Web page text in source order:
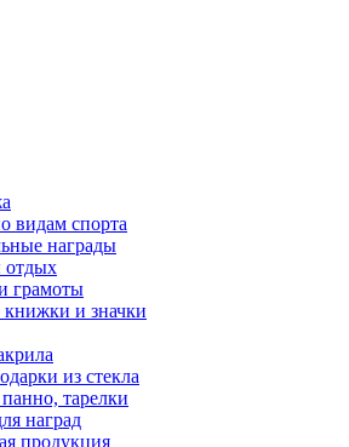
видам спорта
награды
грамоты
книжки и значки
из стекла
тарелки
наград
продукция